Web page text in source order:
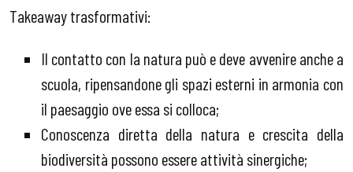
Takeaway trasformativi:
Il contatto con la natura può e deve avvenire anche a
scuola, ripensandone gli spazi esterni in armonia con
il paesaggio ove essa si colloca;
Conoscenza diretta della natura e crescita della
biodiversità possono essere attività sinergiche;